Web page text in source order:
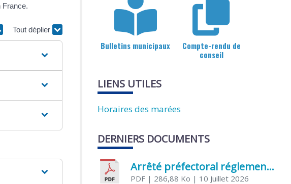
France.
Tout déplier
Bulletins municipaux
Compte-rendu de
conseil
LIENS UTILES
Horaires des marées
DERNIERS DOCUMENTS
Arrêté préfectoral réglementant l’usage de l’eau
PDF | 286,88 Ko | 10 Juillet 2026